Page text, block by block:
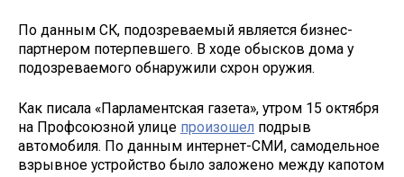
По данным СК, подозреваемый является бизнес-
партнером потерпевшего. В ходе обысков дома у
подозреваемого обнаружили схрон оружия.
Как писала «Парламентская газета», утром 15 октября
на Профсоюзной улице произошел подрыв
автомобиля. По данным интернет-СМИ, самодельное
взрывное устройство было заложено между капотом